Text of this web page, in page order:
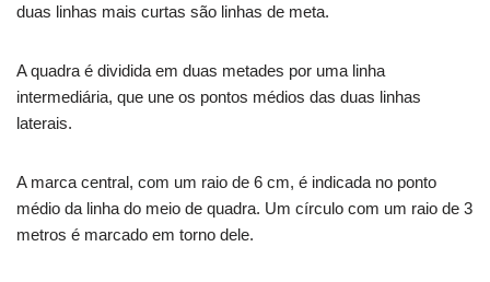
duas linhas mais curtas são linhas de meta.
A quadra é dividida em duas metades por uma linha
intermediária, que une os pontos médios das duas linhas
laterais.
A marca central, com um raio de 6 cm, é indicada no ponto
médio da linha do meio de quadra. Um círculo com um raio de 3
metros é marcado em torno dele.